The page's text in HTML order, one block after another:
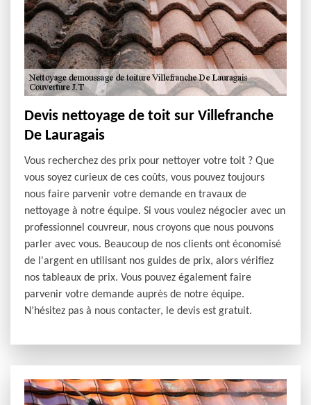
Devis nettoyage de toit sur Villefranche
De Lauragais
Vous recherchez des prix pour nettoyer votre toit ? Que
vous soyez curieux de ces coûts, vous pouvez toujours
nous faire parvenir votre demande en travaux de
nettoyage à notre équipe. Si vous voulez négocier avec un
professionnel couvreur, nous croyons que nous pouvons
parler avec vous. Beaucoup de nos clients ont économisé
de l'argent en utilisant nos guides de prix, alors vérifiez
nos tableaux de prix. Vous pouvez également faire
parvenir votre demande auprès de notre équipe.
N’hésitez pas à nous contacter, le devis est gratuit.